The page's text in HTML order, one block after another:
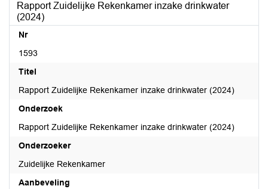
Rapport Zuidelijke Rekenkamer inzake drinkwater
(2024)
Nr
1593
Titel
Rapport Zuidelijke Rekenkamer inzake drinkwater (2024)
Onderzoek
Rapport Zuidelijke Rekenkamer inzake drinkwater (2024)
Onderzoeker
Zuidelijke Rekenkamer
Aanbeveling